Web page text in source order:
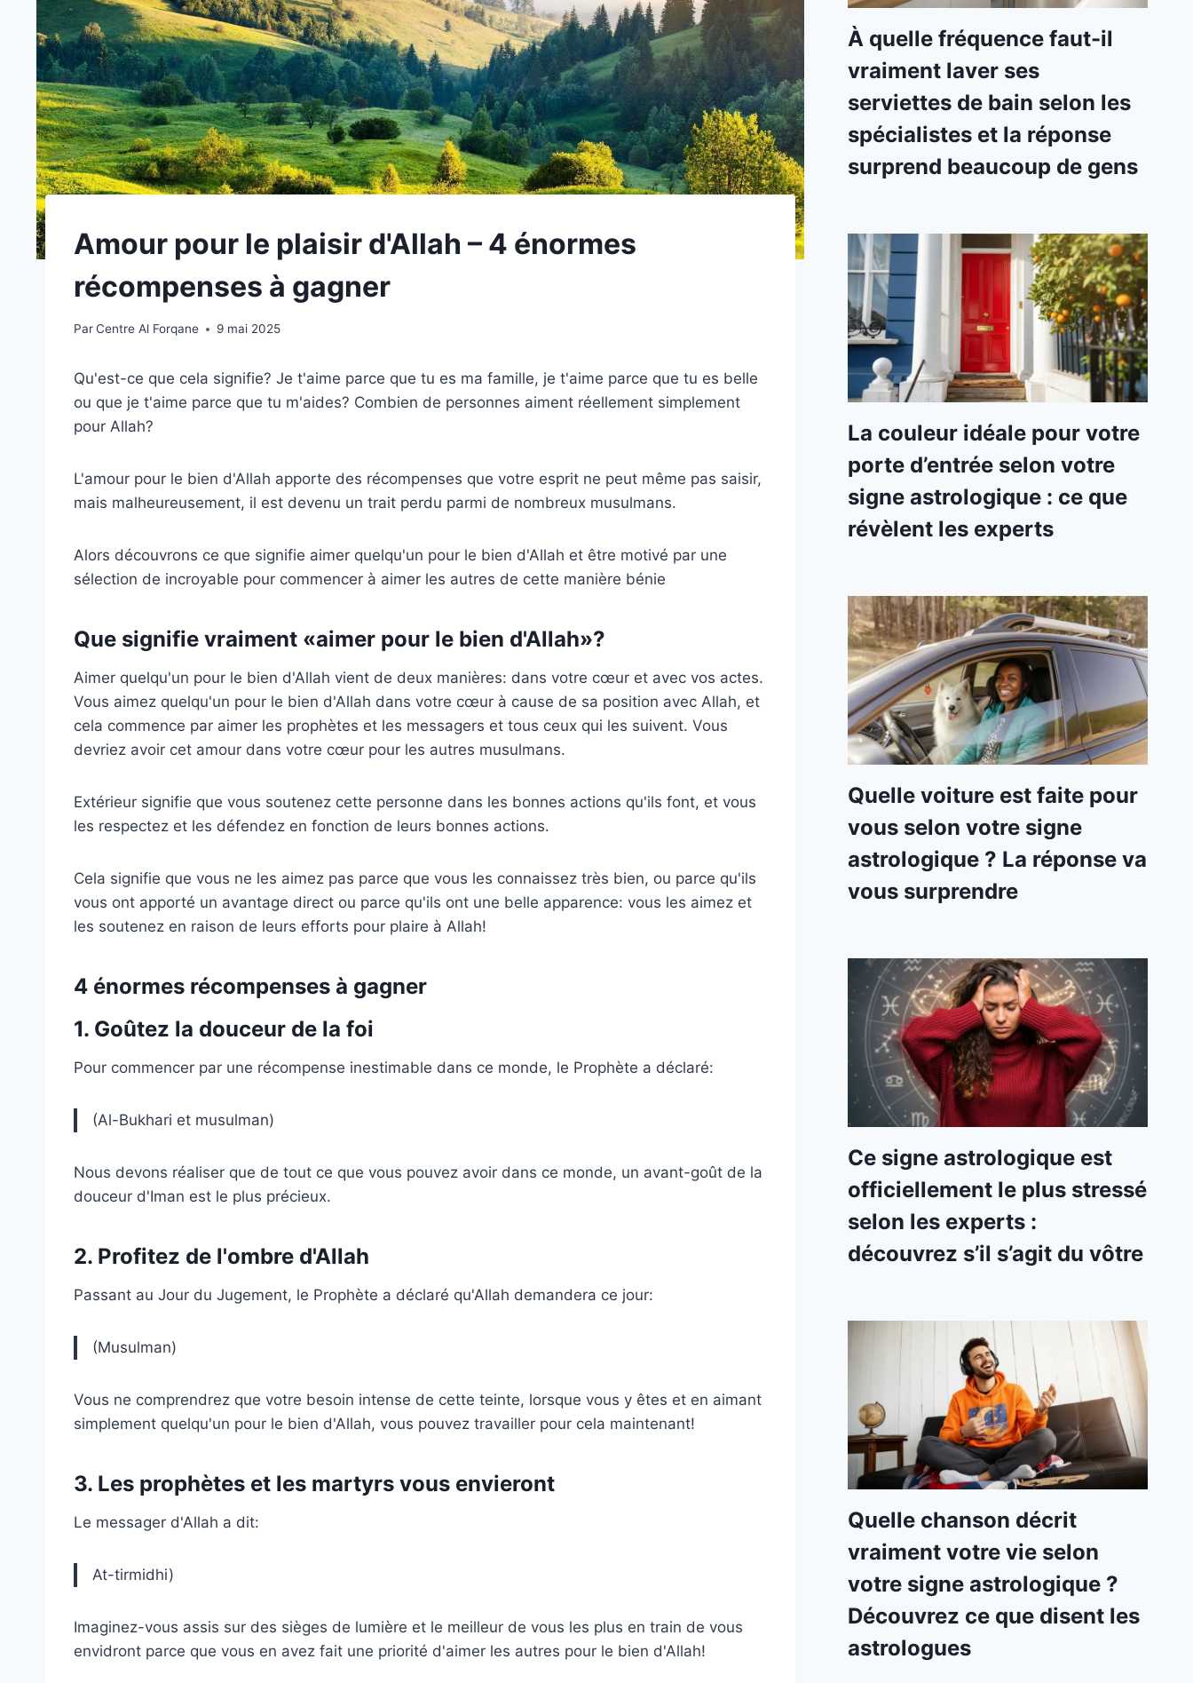
Amour pour le plaisir d'Allah – 4 énormes
récompenses à gagner
ParCentre Al Forqane 9 mai 2025
Qu'est-ce que cela signifie? Je t'aime parce que tu es ma famille, je t'aime parce que tu es belle
ou que je t'aime parce que tu m'aides? Combien de personnes aiment réellement simplement
pour Allah?
L'amour pour le bien d'Allah apporte des récompenses que votre esprit ne peut même pas saisir,
mais malheureusement, il est devenu un trait perdu parmi de nombreux musulmans.
Alors découvrons ce que signifie aimer quelqu'un pour le bien d'Allah et être motivé par une
sélection de incroyable pour commencer à aimer les autres de cette manière bénie
Que signifie vraiment «aimer pour le bien d'Allah»?
Aimer quelqu'un pour le bien d'Allah vient de deux manières: dans votre cœur et avec vos actes.
Vous aimez quelqu'un pour le bien d'Allah dans votre cœur à cause de sa position avec Allah, et
cela commence par aimer les prophètes et les messagers et tous ceux qui les suivent. Vous
devriez avoir cet amour dans votre cœur pour les autres musulmans.
Extérieur signifie que vous soutenez cette personne dans les bonnes actions qu'ils font, et vous
les respectez et les défendez en fonction de leurs bonnes actions.
Cela signifie que vous ne les aimez pas parce que vous les connaissez très bien, ou parce qu'ils
vous ont apporté un avantage direct ou parce qu'ils ont une belle apparence: vous les aimez et
les soutenez en raison de leurs efforts pour plaire à Allah!
4 énormes récompenses à gagner
1. Goûtez la douceur de la foi
Pour commencer par une récompense inestimable dans ce monde, le Prophète a déclaré:
(Al-Bukhari et musulman)
Nous devons réaliser que de tout ce que vous pouvez avoir dans ce monde, un avant-goût de la
douceur d'Iman est le plus précieux.
2. Profitez de l'ombre d'Allah
Passant au Jour du Jugement, le Prophète a déclaré qu'Allah demandera ce jour:
(Musulman)
Vous ne comprendrez que votre besoin intense de cette teinte, lorsque vous y êtes et en aimant
simplement quelqu'un pour le bien d'Allah, vous pouvez travailler pour cela maintenant!
3. Les prophètes et les martyrs vous envieront
Le messager d'Allah a dit:
At-tirmidhi)
Imaginez-vous assis sur des sièges de lumière et le meilleur de vous les plus en train de vous
envidront parce que vous en avez fait une priorité d'aimer les autres pour le bien d'Allah!
À quelle fréquence faut-il
vraiment laver ses
serviettes de bain selon les
spécialistes et la réponse
surprend beaucoup de gens
La couleur idéale pour votre
porte d’entrée selon votre
signe astrologique : ce que
révèlent les experts
Quelle voiture est faite pour
vous selon votre signe
astrologique ? La réponse va
vous surprendre
Ce signe astrologique est
officiellement le plus stressé
selon les experts :
découvrez s’il s’agit du vôtre
Quelle chanson décrit
vraiment votre vie selon
votre signe astrologique ?
Découvrez ce que disent les
astrologues